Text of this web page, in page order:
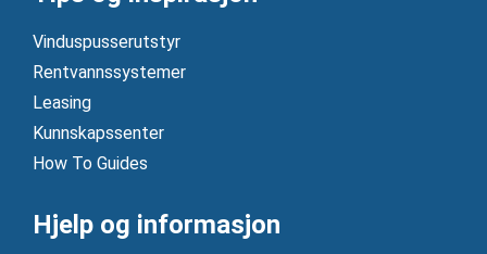
Vinduspusserutstyr
Rentvannssystemer
Leasing
Kunnskapssenter
How To Guides
Hjelp og informasjon